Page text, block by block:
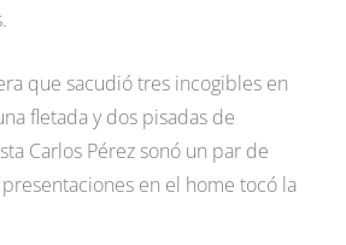
que sacudió tres incogibles en
fletada y dos pisadas de
Carlos Pérez sonó un par de
en el home tocó la